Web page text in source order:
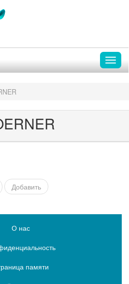
Добавить
О нас
памяти